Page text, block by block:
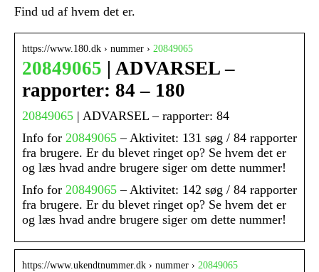
Find ud af hvem det er.
https://www.180.dk › nummer › 20849065
20849065 | ADVARSEL –
rapporter: 84 – 180
20849065 | ADVARSEL – rapporter: 84
Info for 20849065 – Aktivitet: 131 søg / 84 rapporter
fra brugere. Er du blevet ringet op? Se hvem det er
og læs hvad andre brugere siger om dette nummer!
Info for 20849065 – Aktivitet: 142 søg / 84 rapporter
fra brugere. Er du blevet ringet op? Se hvem det er
og læs hvad andre brugere siger om dette nummer!
https://www.ukendtnummer.dk › nummer › 20849065